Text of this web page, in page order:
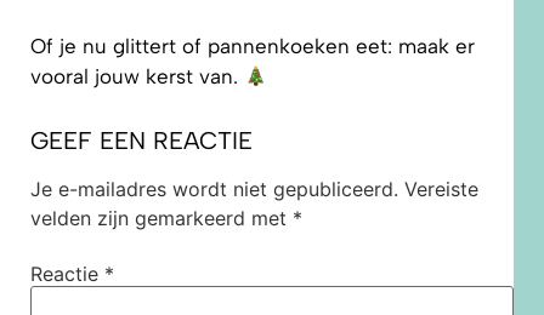
Of je nu glittert of pannenkoeken eet: maak er
vooral jouw kerst van.
GEEF EEN REACTIE
Je e-mailadres wordt niet gepubliceerd. Vereiste
velden zijn gemarkeerd met *
Reactie *